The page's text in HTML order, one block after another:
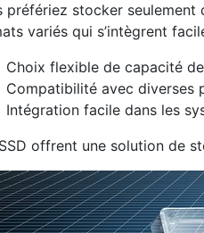
préfériez stocker seulement
variés qui s’intègrent
Choix flexible de capacité
Compatibilité avec diverses
Intégration facile dans les
offrent une solution de